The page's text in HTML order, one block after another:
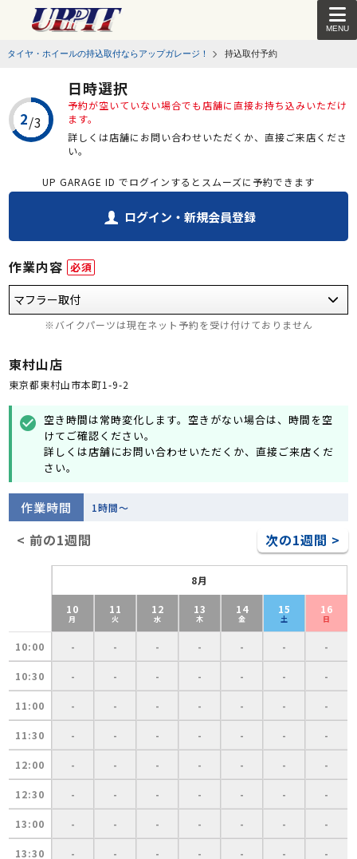
MENU
タイヤ・ホイールの持込取付ならアップガレージ！ 持込取付予約
日時選択
予約が空いていない場合でも店舗に直接お持ち込みいただけ
ます。
詳しくは店舗にお問い合わせいただくか、直接ご来店くださ
い。
UP GARAGE ID でログインするとスムーズに予約できます
ログイン・新規会員登録
作業内容 必須
※バイクパーツは現在ネット予約を受け付けておりません
東村山店
東京都東村山市本町1-9-2
check_circle 空き時間は常時変化します。空きがない場合は、時間を空
けてご確認ください。
詳しくは店舗にお問い合わせいただくか、直接ご来店くだ
さい。
作業時間 1時間～
< 前の1週間 次の1週間 >
8月
10
月
11
火
12
水
13
木
14
金
15
土
16
日
10:00 - - - - - - -
10:30 - - - - - - -
11:00 - - - - - - -
11:30 - - - - - - -
12:00 - - - - - - -
12:30 - - - - - - -
13:00 - - - - - - -
13:30 - - - - - - -